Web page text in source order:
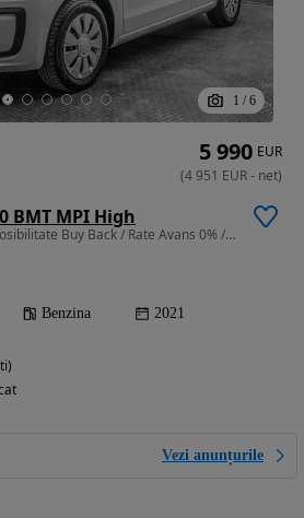
1 / 6
BMT MPI High
999 cm3 • 75 CP • High - Posibilitate Buy Back / Rate Avans 0% / Garantie 36 Luni
Benzina 2021
Vezi anunțurile
5 990 EUR
(4 951 EUR- net)